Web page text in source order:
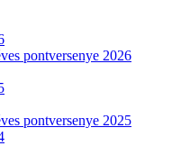
pontversenye 2026
pontversenye 2025